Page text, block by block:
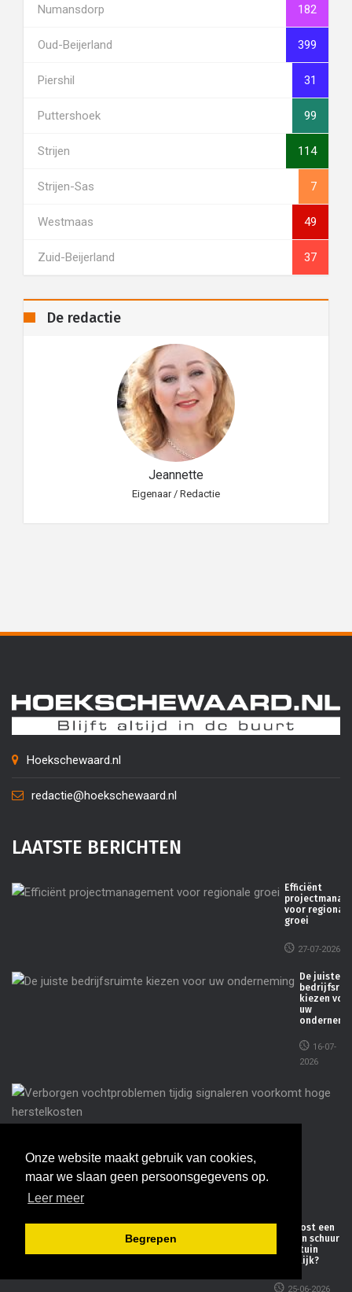
Onze website maakt gebruik van cookies,
maar we slaan geen persoonsgegevens op.
Leer meer
Begrepen
Numansdorp 182
Oud-Beijerland 399
Piershil 31
Puttershoek 99
Strijen 114
Strijen-Sas 7
Westmaas 49
Zuid-Beijerland 37
De redactie
Jeannette
Eigenaar / Redactie
Hoekschewaard.nl
redactie@hoekschewaard.nl
LAATSTE BERICHTEN
Efficiënt
voor regionale
groei
27-07-2026
De juiste
kiezen
uw
16-07-
2026
Wat kost een
houten schuur
in de tuin
eigenlijk?
25-06-2026